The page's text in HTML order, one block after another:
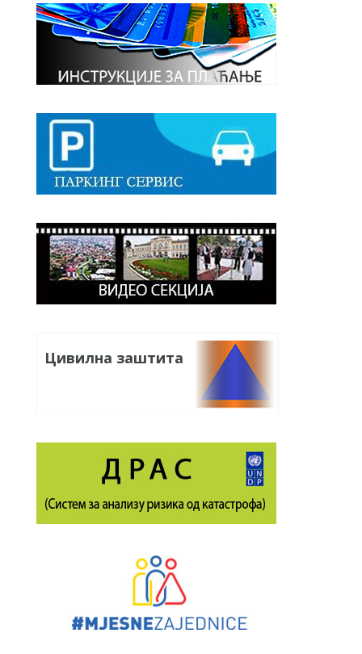
Цивилна заштита